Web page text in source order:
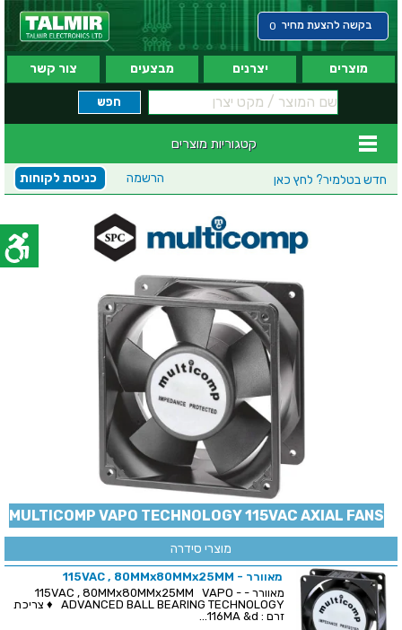
בקשה להצעת מחיר 0
מוצרים יצרנים מבצעים צור קשר
קטגוריות מוצרים
חדש בטלמיר? לחץ כאן כניסת לקוחות הרשמה
MULTICOMP VAPO TECHNOLOGY 115VAC AXIAL FANS
מוצרי סידרה
מאוורר - 115VAC , 80MMx80MMx25MM
מאוורר - 115VAC , 80MMx80MMx25MM VAPO -
ADVANCED BALL BEARING TECHNOLOGY ♦ צריכת
זרם : 116MA &d...